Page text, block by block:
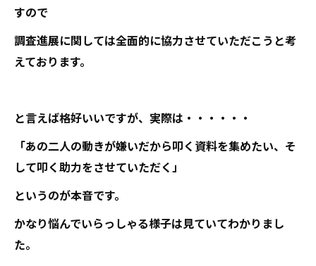
すので
調査進展に関しては全面的に協力させていただこうと考
えております。
と言えば格好いいですが、実際は・・・・・・
「あの二人の動きが嫌いだから叩く資料を集めたい、そ
して叩く助力をさせていただく」
というのが本音です。
かなり悩んでいらっしゃる様子は見ていてわかりまし
た。